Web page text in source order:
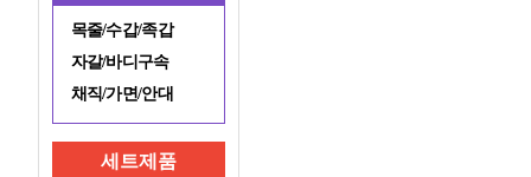
목줄/수갑/족갑
자갈/바디구속
채직/가면/안대
세트제품